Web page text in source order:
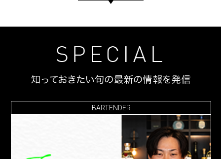
BARTENDER